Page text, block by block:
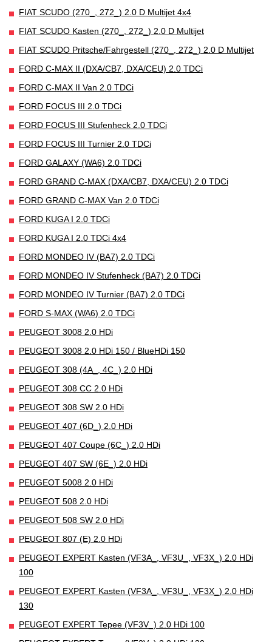
FIAT SCUDO (270_, 272_) 2.0 D Multijet 4x4
FIAT SCUDO Kasten (270_, 272_) 2.0 D Multijet
FIAT SCUDO Pritsche/Fahrgestell (270_, 272_) 2.0 D Multijet
FORD C-MAX II (DXA/CB7, DXA/CEU) 2.0 TDCi
FORD C-MAX II Van 2.0 TDCi
FORD FOCUS III 2.0 TDCi
FORD FOCUS III Stufenheck 2.0 TDCi
FORD FOCUS III Turnier 2.0 TDCi
FORD GALAXY (WA6) 2.0 TDCi
FORD GRAND C-MAX (DXA/CB7, DXA/CEU) 2.0 TDCi
FORD GRAND C-MAX Van 2.0 TDCi
FORD KUGA I 2.0 TDCi
FORD KUGA I 2.0 TDCi 4x4
FORD MONDEO IV (BA7) 2.0 TDCi
FORD MONDEO IV Stufenheck (BA7) 2.0 TDCi
FORD MONDEO IV Turnier (BA7) 2.0 TDCi
FORD S-MAX (WA6) 2.0 TDCi
PEUGEOT 3008 2.0 HDi
PEUGEOT 3008 2.0 HDi 150 / BlueHDi 150
PEUGEOT 308 (4A_, 4C_) 2.0 HDi
PEUGEOT 308 CC 2.0 HDi
PEUGEOT 308 SW 2.0 HDi
PEUGEOT 407 (6D_) 2.0 HDi
PEUGEOT 407 Coupe (6C_) 2.0 HDi
PEUGEOT 407 SW (6E_) 2.0 HDi
PEUGEOT 5008 2.0 HDi
PEUGEOT 508 2.0 HDi
PEUGEOT 508 SW 2.0 HDi
PEUGEOT 807 (E) 2.0 HDi
PEUGEOT EXPERT Kasten (VF3A_, VF3U_, VF3X_) 2.0 HDi
100
PEUGEOT EXPERT Kasten (VF3A_, VF3U_, VF3X_) 2.0 HDi
130
PEUGEOT EXPERT Tepee (VF3V_) 2.0 HDi 100